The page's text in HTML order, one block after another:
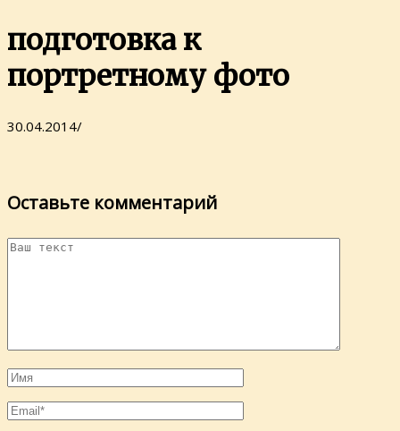
подготовка к
портретному фото
30.04.2014/
Оставьте комментарий